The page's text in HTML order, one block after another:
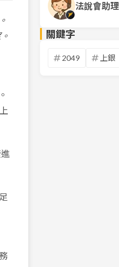
法說會助理
關鍵字
2049 上銀